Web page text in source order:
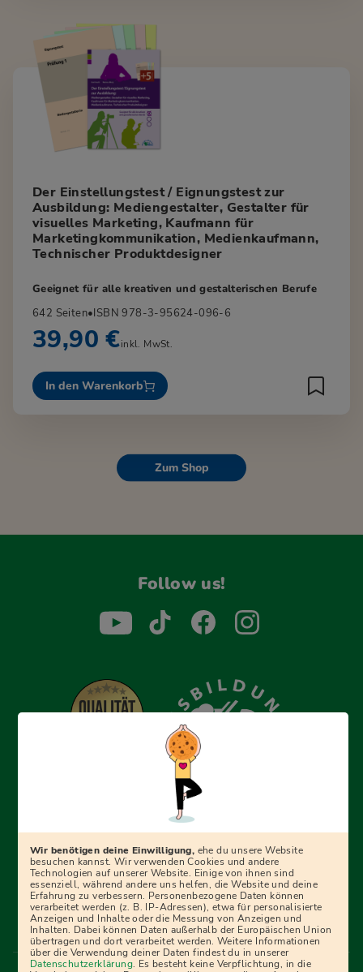
Der Einstellungstest / Eignungstest zur
Ausbildung: Mediengestalter, Gestalter für
visuelles Marketing, Kaufmann für
Marketingkommunikation, Medienkaufmann,
Technischer Produktdesigner
Geeignet für alle kreativen und gestalterischen Berufe
642 Seiten•ISBN 978-3-95624-096-6
39,90 €inkl. MwSt.
In den Warenkorb
Zum Shop
Follow us!
Erfolgreich bewerben mit Ausbildungspark: Wir
begleiten dich Schritt für Schritt bei deinem Start in den
Ratgebern und Prüfungspaketen, interaktiven
Videokursen und vielem mehr. Für alle, die was werden
wollen!
Menü Fußleiste
Wir benötigen deine Einwilligung, ehe du unsere Website
besuchen kannst. Wir verwenden Cookies und andere
Technologien auf unserer Website. Einige von ihnen sind
essenziell, während andere uns helfen, die Website und deine
Erfahrung zu verbessern. Personenbezogene Daten können
verarbeitet werden (z. B. IP-Adressen), etwa für personalisierte
Anzeigen und Inhalte oder die Messung von Anzeigen und
Inhalten. Dabei können Daten außerhalb der Europäischen Union
übertragen und dort verarbeitet werden. Weitere Informationen
über die Verwendung deiner Daten findest du in unserer
Datenschutzerklärung. Es besteht keine Verpflichtung, in die